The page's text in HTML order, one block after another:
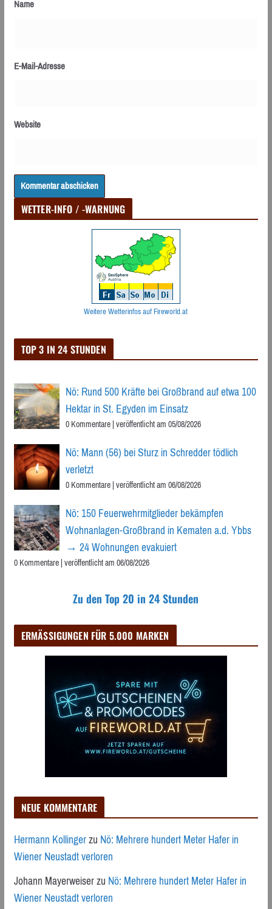
Name
E-Mail-Adresse
Website
WETTER-INFO / -WARNUNG
Weitere Wetterinfos auf Fireworld.at
TOP 3 IN 24 STUNDEN
Nö: Rund 500 Kräfte bei Großbrand auf etwa 100
Hektar in St. Egyden im Einsatz
0 Kommentare|veröffentlicht am 05/08/2026
Nö: Mann (56) bei Sturz in Schredder tödlich
verletzt
0 Kommentare|veröffentlicht am 06/08/2026
Nö: 150 Feuerwehrmitglieder bekämpfen
Wohnanlagen-Großbrand in Kematen a.d. Ybbs
→ 24 Wohnungen evakuiert
0 Kommentare|veröffentlicht am 06/08/2026
Zu den Top 20 in 24 Stunden
ERMÄSSIGUNGEN FÜR 5.000 MARKEN
NEUE KOMMENTARE
Hermann KollingerzuNö: Mehrere hundert Meter Hafer in
Wiener Neustadt verloren
Johann MayerweiserzuNö: Mehrere hundert Meter Hafer in
Wiener Neustadt verloren